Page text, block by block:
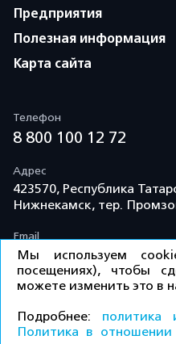
Предприятия
Полезная информация
Карта сайта
Телефон
8 800 100 12 72
Адрес
423570, Республика
Нижнекамск, тер.
Email
info@td-kama.com
©ООО «Торговый дом
защищены.
Мы используем
посещениях), чтобы
можете изменить это в
Подробнее: политика
Политика в отношении